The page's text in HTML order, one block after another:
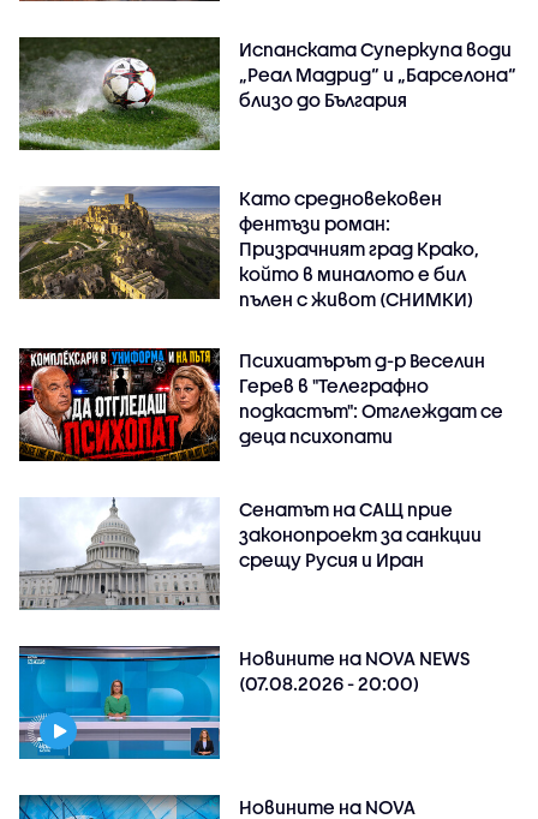
Испанската Суперкупа води
„Реал Мадрид“ и „Барселона“
близо до България
Като средновековен
фентъзи роман:
Призрачният град Крако,
който в миналото е бил
пълен с живот (СНИМКИ)
Психиатърът д-р Веселин
Герев в "Телеграфно
подкастът": Отглеждат се
деца психопати
Сенатът на САЩ прие
законопроект за санкции
срещу Русия и Иран
Новините на NOVA NEWS
(07.08.2026 - 20:00)
Новините на NOVA